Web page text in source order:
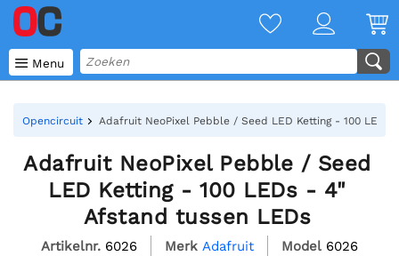
 Menu
Opencircuit Adafruit NeoPixel Pebble / Seed LED Ketting - 100 LEDs
Adafruit NeoPixel Pebble / Seed
LED Ketting - 100 LEDs - 4"
Afstand tussen LEDs
Artikelnr. 6026 Merk Adafruit Model 6026